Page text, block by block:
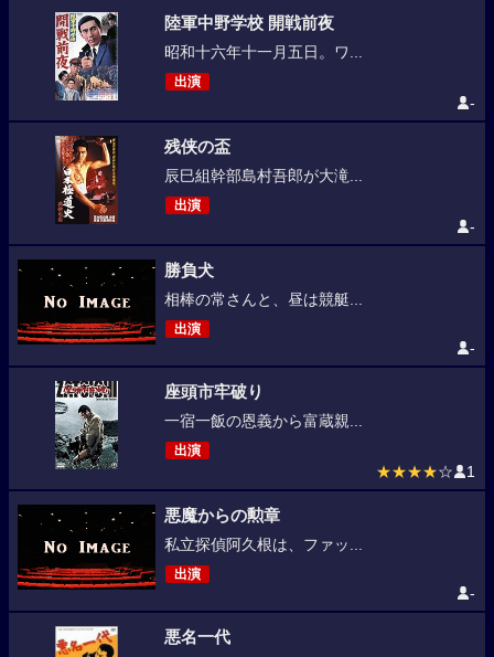
陸軍中野学校 開戦前夜
昭和十六年十一月五日。ワ...
出演
-
残侠の盃
辰巳組幹部島村吾郎が大滝...
出演
-
勝負犬
相棒の常さんと、昼は競艇...
出演
-
座頭市牢破り
一宿一飯の恩義から富蔵親...
出演
★★★★☆ 1
悪魔からの勲章
私立探偵阿久根は、ファッ...
出演
-
悪名一代